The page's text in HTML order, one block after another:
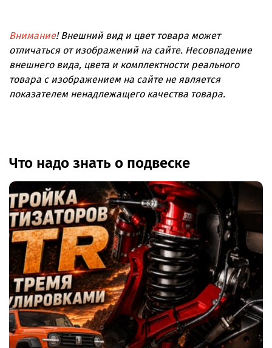
Тип:тормозные шланги армированные
(комплект)
Марка/модель:
Год:2021+
Артикул:JKH-T300-6-50
Бренд/производитель:HEL
Страна производства:Россия
Температура:−70…+260 °C
Оплетка:нержавеющая сталь
.
Внимание! Внешний вид и цвет товара может
отличаться от изображений на сайте. Несовпадение
внешнего вида, цвета и комплектности реального
товара с изображением на сайте не является
показателем ненадлежащего качества товара.
Что надо знать о подвеске